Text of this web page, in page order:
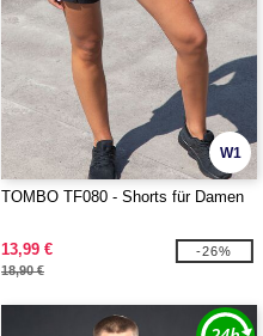
W1
TOMBO TF080 - Shorts für Damen
13,99 €
18,90 €
-26%